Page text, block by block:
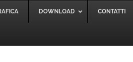
DOWNLOAD CONTATTI